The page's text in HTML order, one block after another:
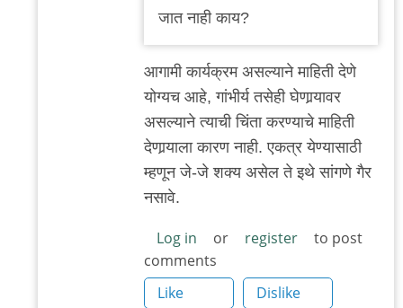
चुकलासी?
by
बाजू
जात नाही काय?
आगामी कार्यक्रम असल्याने माहिती देणे
योग्यच आहे, गांभीर्य तसेही घेणार्‍यावर
असल्याने त्याची चिंता करण्याचे माहिती
देणार्‍याला कारण नाही. एकत्र येण्यासाठी
म्हणून जे-जे शक्य असेल ते इथे सांगणे गैर
नसावे.
Log in or register
to post
comments
Like
Dislike